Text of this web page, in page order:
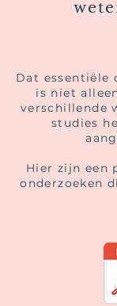
Dat essentiële
is niet
verschillende
studies
Hier zijn een
onderzoeken